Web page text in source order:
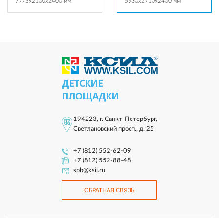
ДЕТСКИЕ
ПЛОЩАДКИ
194223, г. Санкт-Петербург,
Светлановский просп., д. 25
+7 (812) 552-62-09
+7 (812) 552-88-48
spb@ksil.ru
ОБРАТНАЯ СВЯЗЬ